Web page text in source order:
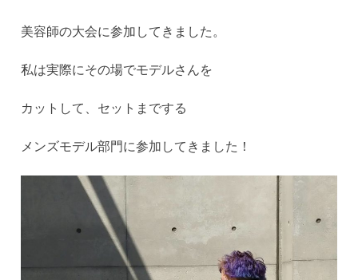
美容師の大会に参加してきました。
私は実際にその場でモデルさんを
カットして、セットまでする
メンズモデル部門に参加してきました！